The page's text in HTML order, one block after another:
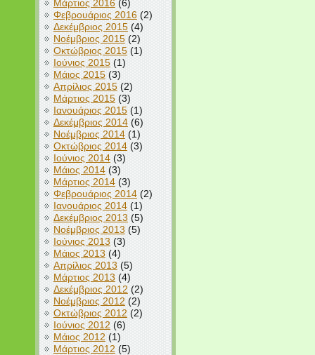
Μάρτιος 2016(6)
Φεβρουάριος 2016(2)
Δεκέμβριος 2015(4)
Νοέμβριος 2015(2)
Οκτώβριος 2015(1)
Ιούνιος 2015(1)
Μάιος 2015(3)
Απρίλιος 2015(2)
Μάρτιος 2015(3)
Ιανουάριος 2015(1)
Δεκέμβριος 2014(6)
Νοέμβριος 2014(1)
Οκτώβριος 2014(3)
Ιούνιος 2014(3)
Μάιος 2014(3)
Μάρτιος 2014(3)
Φεβρουάριος 2014(2)
Ιανουάριος 2014(1)
Δεκέμβριος 2013 (5)
Νοέμβριος 2013(5)
Ιούνιος 2013(3)
Μάιος 2013(4)
Απρίλιος 2013 (5)
Μάρτιος 2013 (4)
Δεκέμβριος 2012 (2)
Νοέμβριος 2012 (2)
Οκτώβριος 2012 (2)
Ιούνιος 2012 (6)
Μάιος 2012 (1)
Μάρτιος 2012 (5)